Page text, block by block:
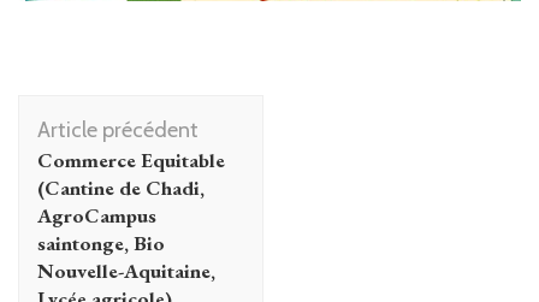
Navigation
d'article
Article précédent
Commerce Equitable
(Cantine de Chadi,
AgroCampus
saintonge, Bio
Nouvelle-Aquitaine,